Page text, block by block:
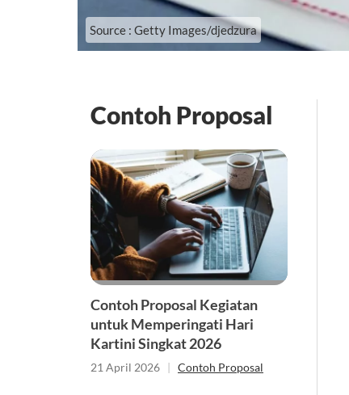
Source : Getty Images/djedzura
Contoh Proposal
Contoh Proposal Kegiatan
untuk Memperingati Hari
Kartini Singkat 2026
21 April 2026 | Contoh Proposal